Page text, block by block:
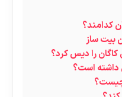
کدامند؟
بیت ساز
کاگان را دیس کرد؟
داشته است؟
چیست؟